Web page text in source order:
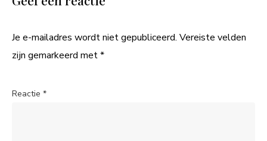
Je e-mailadres wordt niet gepubliceerd. Vereiste velden
zijn gemarkeerd met*
Reactie *